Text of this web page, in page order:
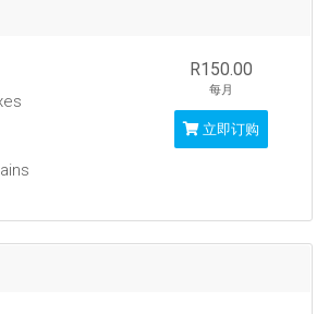
R150.00
每月
立即订购